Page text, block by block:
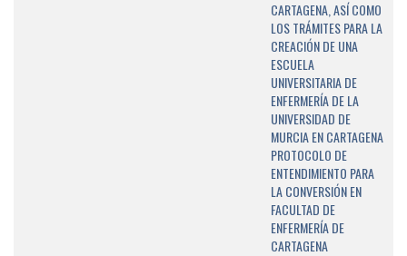
CARTAGENA, ASÍ COMO
LOS TRÁMITES PARA LA
CREACIÓN DE UNA
ESCUELA
UNIVERSITARIA DE
ENFERMERÍA DE LA
UNIVERSIDAD DE
MURCIA EN CARTAGENA
PROTOCOLO DE
ENTENDIMIENTO PARA
LA CONVERSIÓN EN
FACULTAD DE
ENFERMERÍA DE
CARTAGENA